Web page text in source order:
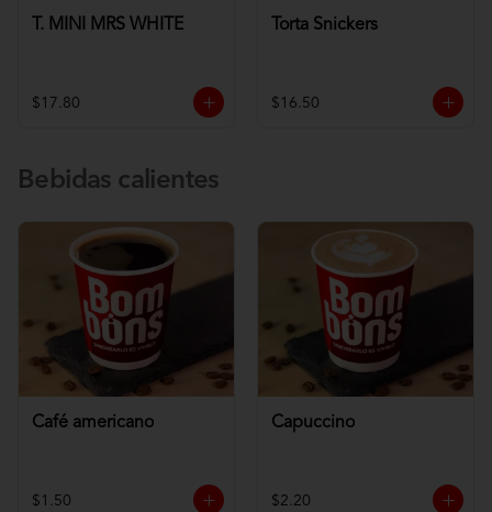
T. MINI MRS WHITE
$17.80
Torta Snickers
$16.50
Bebidas calientes
Café americano
$1.50
Capuccino
$2.20